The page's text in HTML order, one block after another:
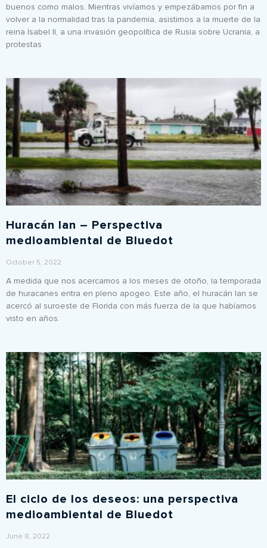
buenos como malos. Mientras vivíamos y empezábamos por fin a
volver a la normalidad tras la pandemia, asistimos a la muerte de la
reina Isabel II, a una invasión geopolítica de Rusia sobre Ucrania, a
protestas
Huracán Ian – Perspectiva
medioambiental de Bluedot
October 5, 2022
A medida que nos acercamos a los meses de otoño, la temporada
de huracanes entra en pleno apogeo. Este año, el huracán Ian se
acercó al suroeste de Florida con más fuerza de la que habíamos
visto en años.
El ciclo de los deseos: una perspectiva
medioambiental de Bluedot
June 8, 2022